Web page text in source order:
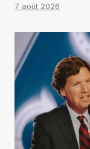
7 août 2026